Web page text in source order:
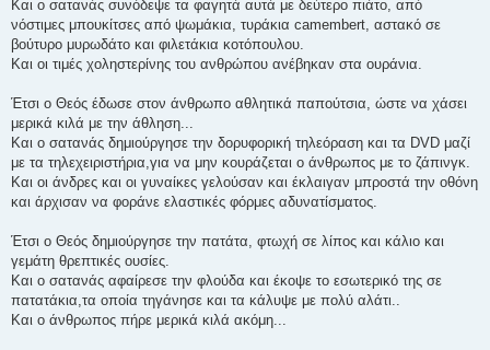
Και ο σατανάς συνόδεψε τα φαγητά αυτά με δεύτερο πιάτο, από
νόστιμες μπουκίτσες από ψωμάκια, τυράκια camembert, αστακό σε
βούτυρο μυρωδάτο και φιλετάκια κοτόπουλου.
Και οι τιμές χοληστερίνης του ανθρώπου ανέβηκαν στα ουράνια.
Έτσι ο Θεός έδωσε στον άνθρωπο αθλητικά παπούτσια, ώστε να χάσει
μερικά κιλά με την άθληση...
Και ο σατανάς δημιούργησε την δορυφορική τηλεόραση και τα DVD μαζί
με τα τηλεχειριστήρια,για να μην κουράζεται ο άνθρωπος με το ζάπινγκ.
Και οι άνδρες και οι γυναίκες γελούσαν και έκλαιγαν μπροστά την οθόνη
και άρχισαν να φοράνε ελαστικές φόρμες αδυνατίσματος.
Έτσι ο Θεός δημιούργησε την πατάτα, φτωχή σε λίπος και κάλιο και
γεμάτη θρεπτικές ουσίες.
Και ο σατανάς αφαίρεσε την φλούδα και έκοψε το εσωτερικό της σε
πατατάκια,τα οποία τηγάνησε και τα κάλυψε με πολύ αλάτι..
Και ο άνθρωπος πήρε μερικά κιλά ακόμη...